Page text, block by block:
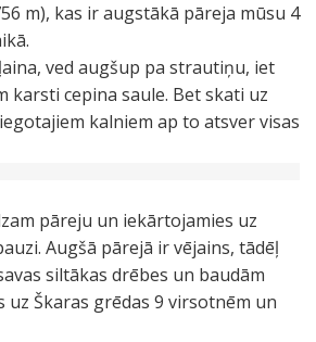
m), kas ir augstākā pāreja mūsu 4
ved augšup pa strautiņu, iet
karsti cepina saule. Bet skati uz
kalniem ap to atsver visas
pāreju un iekārtojamies uz
Augšā pārejā ir vējains, tādēļ
siltākas drēbes un baudām
uz Škaras grēdas 9 virsotnēm un